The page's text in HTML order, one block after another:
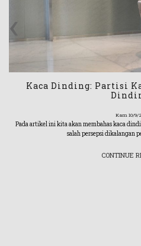
Kaca Dinding: Partisi
Kam 10/9/
Pada artikel ini kita akan membahas kaca
salah persepsi dikalangan
CONTINUE
‹